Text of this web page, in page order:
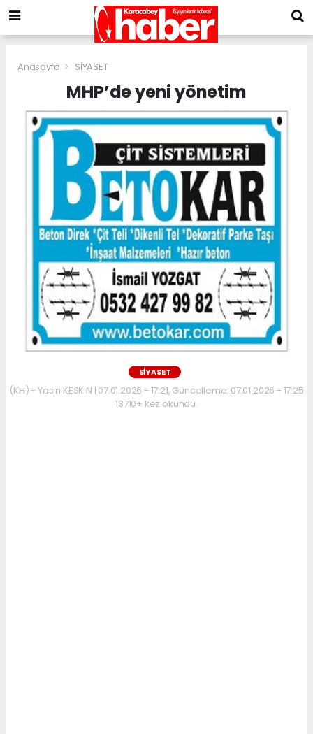
Anasayfa SİYASET
MHP’de yeni yönetim
SİYASET
(KH) - Yasin KESKİN | 07.01.2026 - 17:21, Güncelleme: 07.01.2026 - 17:25
13710+ kez okundu.